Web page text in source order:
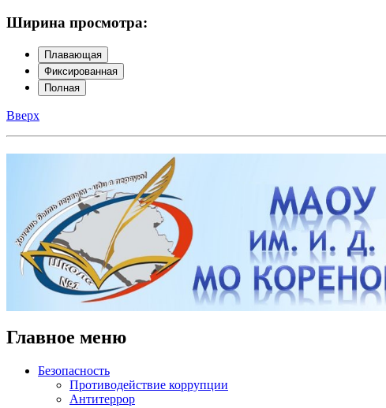
Ширина просмотра:
Плавающая
Фиксированная
Полная
Вверх
Главное меню
Безопасность
Противодействие коррупции
Антитеррор